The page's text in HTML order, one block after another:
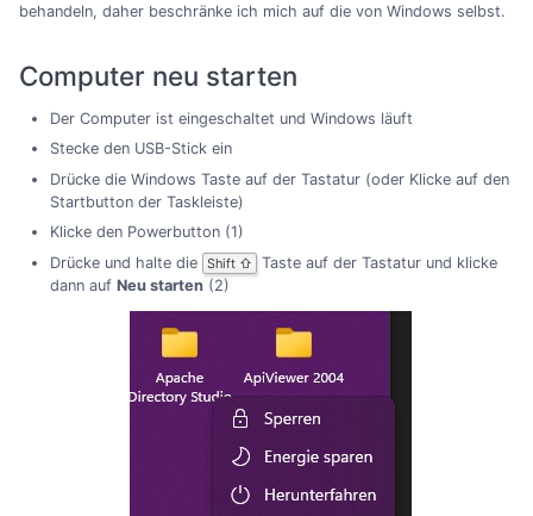
behandeln, daher beschränke ich mich auf die von Windows selbst.
Computer neu starten
Der Computer ist eingeschaltet und Windows läuft
Stecke den USB-Stick ein
Drücke die Windows Taste auf der Tastatur (oder Klicke auf den
Startbutton der Taskleiste)
Klicke den Powerbutton (1)
Drücke und halte die Shift ⇧
Taste auf der Tastatur und klicke
dann auf Neu starten(2)